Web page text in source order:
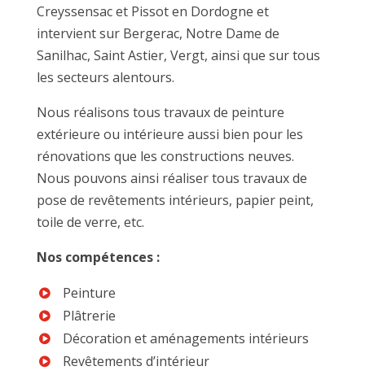
Creyssensac et Pissot en Dordogne et
intervient sur Bergerac, Notre Dame de
Sanilhac, Saint Astier, Vergt, ainsi que sur tous
les secteurs alentours.
Nous réalisons tous travaux de peinture
extérieure ou intérieure aussi bien pour les
rénovations que les constructions neuves.
Nous pouvons ainsi réaliser tous travaux de
pose de revêtements intérieurs, papier peint,
toile de verre, etc.
Nos compétences :
Peinture
Plâtrerie
Décoration et aménagements intérieurs
Revêtements d’intérieur